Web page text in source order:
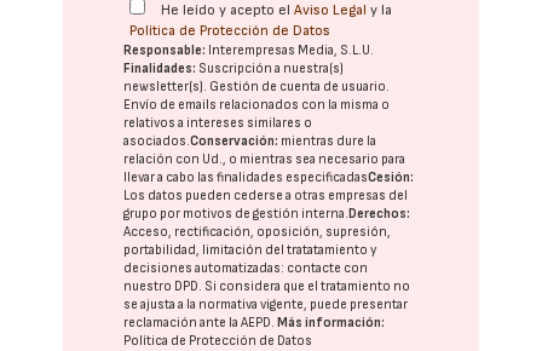
He leído y acepto elAviso Legal y la
Política de Protección de Datos
Responsable: Interempresas Media, S.L.U.
Finalidades: Suscripción a nuestra(s)
newsletter(s). Gestión de cuenta de usuario.
Envío de emails relacionados con la misma o
relativos a intereses similares o
asociados.Conservación: mientras dure la
relación con Ud., o mientras sea necesario para
llevar a cabo las finalidades especificadasCesión:
Los datos pueden cederse a otras empresas del
grupo por motivos de gestión interna. Derechos:
Acceso, rectificación, oposición, supresión,
portabilidad, limitación del tratatamiento y
decisiones automatizadas: contacte con
nuestro DPD. Si considera que el tratamiento no
se ajusta a la normativa vigente, puede presentar
reclamación ante laAEPD. Más información:
Política de Protección de Datos